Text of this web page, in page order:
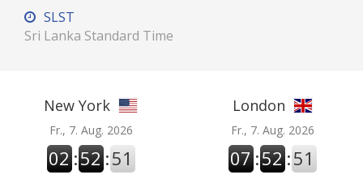
SLST
Sri Lanka Standard Time
New York
Fr., 7. Aug. 2026
02 :52 :51
London
Fr., 7. Aug. 2026
07 :52 :51